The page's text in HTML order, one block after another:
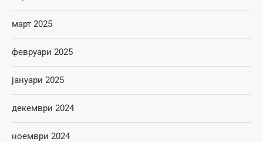
март 2025
февруари 2025
јануари 2025
декември 2024
ноември 2024